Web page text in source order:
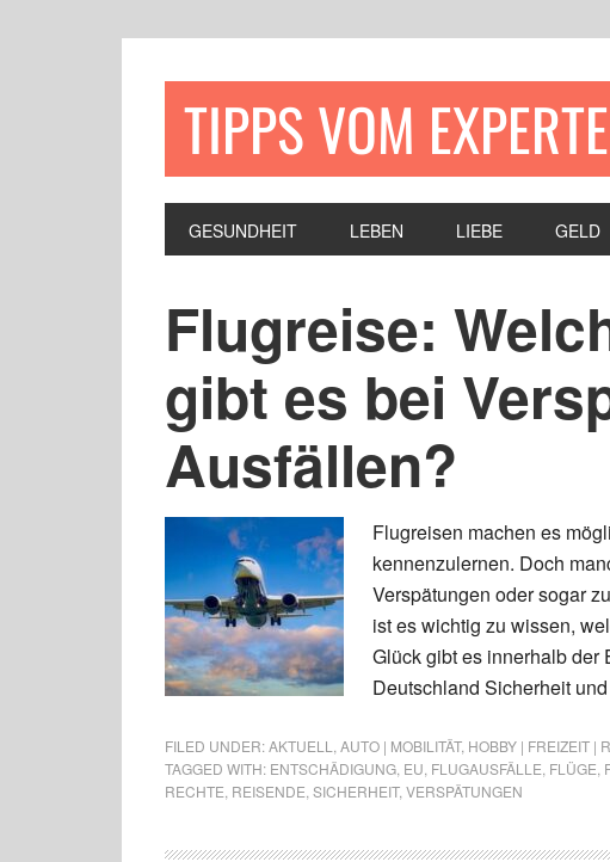
TIPPS VOM
GESUNDHEIT LEBEN LIEBE GELD
Flugreise:
gibt es bei
Ausfällen?
Flugreisen machen es
kennenzulernen. Doch
Verspätungen oder sogar
ist es wichtig zu wissen,
Glück gibt es innerhalb
Deutschland Sicherheit
FILED UNDER:AKTUELL AUTO | MOBILITÄT, HOBBY | FREIZEIT |
TAGGED WITH: ENTSCHÄDIGUNG EU FLUGAUSFÄLLE FLÜGE
RECHTE REISENDE SICHERHEIT, VERSPÄTUNGEN